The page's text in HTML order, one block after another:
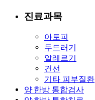
진료과목
아토피
두드러기
알레르기
건선
기타 피부질환
양·한방 통합검사